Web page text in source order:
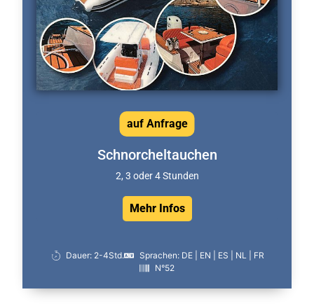
Schnorcheltauchen
2, 3 oder 4 Stunden
Mehr Infos
auf Anfrage
Dauer: 2-4Std.
Sprachen: DE | EN | ES | NL | FR
N°52